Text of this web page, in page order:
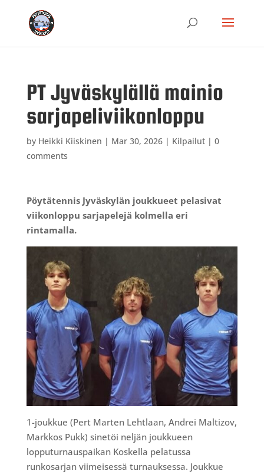
PT Jyväskylällä mainio
sarjapeliviikonloppu
by Heikki Kiiskinen | Mar 30, 2026| Kilpailut| 0
comments
Pöytätennis Jyväskylän joukkueet pelasivat
viikonloppu sarjapelejä kolmella eri
rintamalla.
1-joukkue (Pert Marten Lehtlaan, Andrei Maltizov,
Markkos Pukk) sinetöi neljän joukkueen
lopputurnauspaikan Koskella pelatussa
runkosarjan viimeisessä turnauksessa. Joukkue